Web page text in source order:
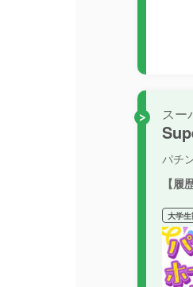
スー
パチ
【
大学